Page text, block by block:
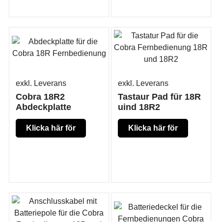
exkl. Leverans
Cobra 18R2
Abdeckplatte
Klicka här för
exkl. Leverans
Tastaur Pad für 18R
uind 18R2
Klicka här för